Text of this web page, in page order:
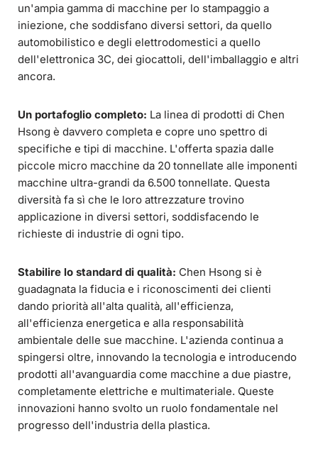
un'ampia gamma di macchine per lo stampaggio a
iniezione, che soddisfano diversi settori, da quello
automobilistico e degli elettrodomestici a quello
dell'elettronica 3C, dei giocattoli, dell'imballaggio e altri
ancora.
Un portafoglio completo: La linea di prodotti di Chen
Hsong è davvero completa e copre uno spettro di
specifiche e tipi di macchine. L'offerta spazia dalle
piccole micro macchine da 20 tonnellate alle imponenti
macchine ultra-grandi da 6.500 tonnellate. Questa
diversità fa sì che le loro attrezzature trovino
applicazione in diversi settori, soddisfacendo le
richieste di industrie di ogni tipo.
Stabilire lo standard di qualità: Chen Hsong si è
guadagnata la fiducia e i riconoscimenti dei clienti
dando priorità all'alta qualità, all'efficienza,
all'efficienza energetica e alla responsabilità
ambientale delle sue macchine. L'azienda continua a
spingersi oltre, innovando la tecnologia e introducendo
prodotti all'avanguardia come macchine a due piastre,
completamente elettriche e multimateriale. Queste
innovazioni hanno svolto un ruolo fondamentale nel
progresso dell'industria della plastica.